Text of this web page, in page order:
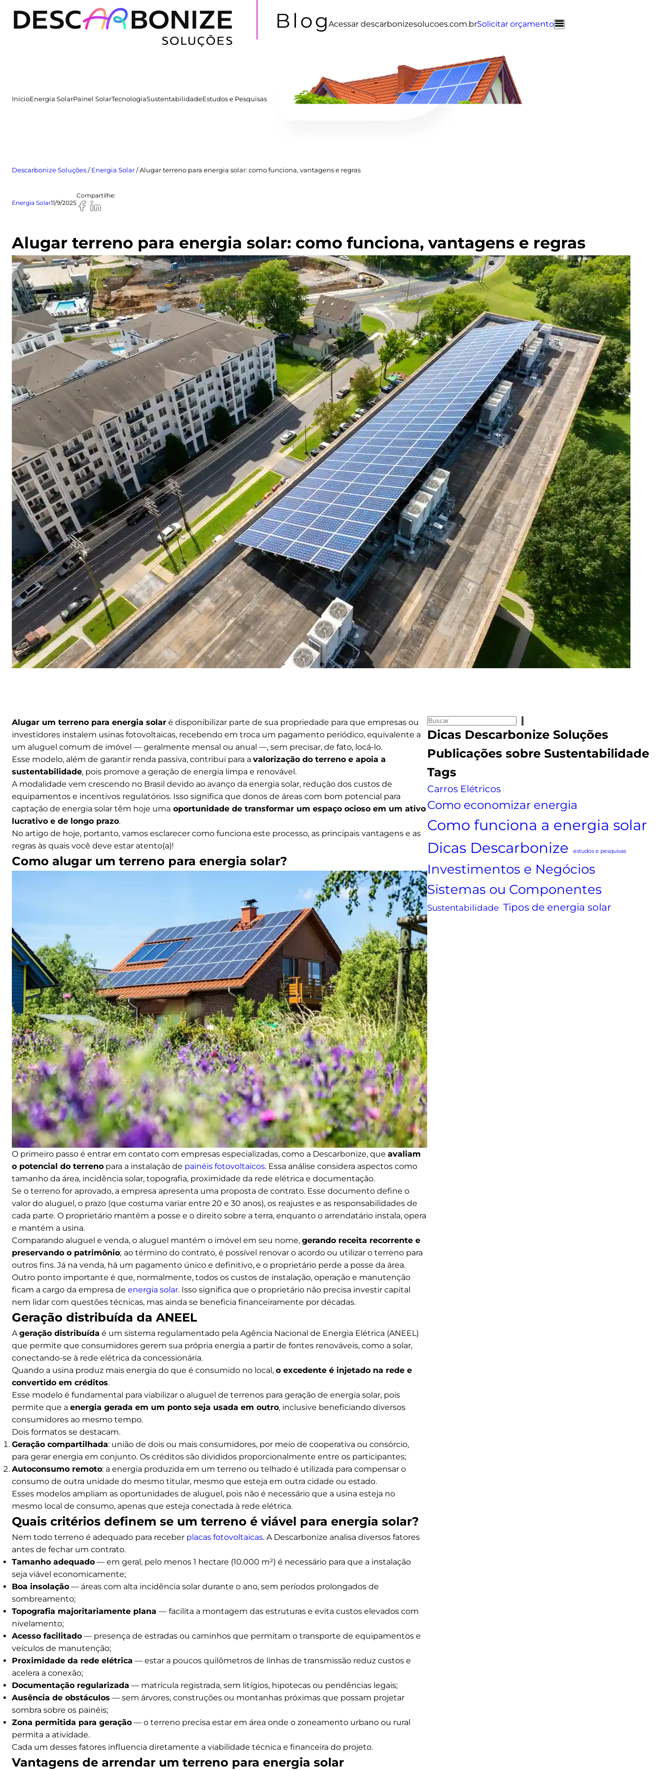
Acessar descarbonizesolucoes.com.brSolicitar orçamento
InícioEnergia SolarPainel SolarTecnologiaSustentabilidadeEstudos e Pesquisas
Descarbonize Soluções/Energia Solar/Alugar terreno para energia solar: como funciona, vantagens e regras
Energia Solar11/9/2025
Compartilhe:
Alugar terreno para energia solar: como funciona, vantagens e regras
Alugar um terreno para energia solar é disponibilizar parte de sua propriedade para que empresas ou
investidores instalem usinas fotovoltaicas, recebendo em troca um pagamento periódico, equivalente a
um aluguel comum de imóvel — geralmente mensal ou anual —, sem precisar, de fato, locá-lo.
Esse modelo, além de garantir renda passiva, contribui para a valorização do terreno e apoia a
sustentabilidade, pois promove a geração de energia limpa e renovável.
A modalidade vem crescendo no Brasil devido ao avanço da energia solar, redução dos custos de
equipamentos e incentivos regulatórios. Isso significa que donos de áreas com bom potencial para
captação de energia solar têm hoje uma oportunidade de transformar um espaço ocioso em um ativo
lucrativo e de longo prazo.
No artigo de hoje, portanto, vamos esclarecer como funciona este processo, as principais vantagens e as
regras às quais você deve estar atento(a)!
Como alugar um terreno para energia solar?
O primeiro passo é entrar em contato com empresas especializadas, como a Descarbonize, que avaliam
o potencial do terreno para a instalação de painéis fotovoltaicos. Essa análise considera aspectos como
tamanho da área, incidência solar, topografia, proximidade da rede elétrica e documentação.
Se o terreno for aprovado, a empresa apresenta uma proposta de contrato. Esse documento define o
valor do aluguel, o prazo (que costuma variar entre 20 e 30 anos), os reajustes e as responsabilidades de
cada parte. O proprietário mantém a posse e o direito sobre a terra, enquanto o arrendatário instala, opera
e mantém a usina.
Comparando aluguel e venda, o aluguel mantém o imóvel em seu nome, gerando receita recorrente e
preservando o patrimônio; ao término do contrato, é possível renovar o acordo ou utilizar o terreno para
outros fins. Já na venda, há um pagamento único e definitivo, e o proprietário perde a posse da área.
Outro ponto importante é que, normalmente, todos os custos de instalação, operação e manutenção
ficam a cargo da empresa de energia solar. Isso significa que o proprietário não precisa investir capital
nem lidar com questões técnicas, mas ainda se beneficia financeiramente por décadas.
Geração distribuída da ANEEL
Ageração distribuída é um sistema regulamentado pela Agência Nacional de Energia Elétrica (ANEEL)
que permite que consumidores gerem sua própria energia a partir de fontes renováveis, como a solar,
conectando-se à rede elétrica da concessionária.
Quando a usina produz mais energia do que é consumido no local, o excedente é injetado na rede e
convertido em créditos.
Esse modelo é fundamental para viabilizar o aluguel de terrenos para geração de energia solar, pois
permite que a energia gerada em um ponto seja usada em outro, inclusive beneficiando diversos
consumidores ao mesmo tempo.
Dois formatos se destacam.
Geração compartilhada: união de dois ou mais consumidores, por meio de cooperativa ou consórcio,
para gerar energia em conjunto. Os créditos são divididos proporcionalmente entre os participantes;
Autoconsumo remoto: a energia produzida em um terreno ou telhado é utilizada para compensar o
consumo de outra unidade do mesmo titular, mesmo que esteja em outra cidade ou estado.
Esses modelos ampliam as oportunidades de aluguel, pois não é necessário que a usina esteja no
mesmo local de consumo, apenas que esteja conectada à rede elétrica.
Quais critérios definem se um terreno é viável para energia solar?
Nem todo terreno é adequado para receber placas fotovoltaicas. A Descarbonize analisa diversos fatores
antes de fechar um contrato.
Tamanho adequado — em geral, pelo menos 1 hectare (10.000 m²) é necessário para que a instalação
seja viável economicamente;
Boa insolação — áreas com alta incidência solar durante o ano, sem períodos prolongados de
sombreamento;
Topografia majoritariamente plana — facilita a montagem das estruturas e evita custos elevados com
nivelamento;
Acesso facilitado — presença de estradas ou caminhos que permitam o transporte de equipamentos e
veículos de manutenção;
Proximidade da rede elétrica — estar a poucos quilômetros de linhas de transmissão reduz custos e
acelera a conexão;
Documentação regularizada — matrícula registrada, sem litígios, hipotecas ou pendências legais;
Ausência de obstáculos — sem árvores, construções ou montanhas próximas que possam projetar
sombra sobre os painéis;
Zona permitida para geração — o terreno precisa estar em área onde o zoneamento urbano ou rural
permita a atividade.
Cada um desses fatores influencia diretamente a viabilidade técnica e financeira do projeto.
Vantagens de arrendar um terreno para energia solar
P
e
q
u
a
Dicas Descarbonize Soluções
Publicações sobreSustentabilidade
Tags
Carros Elétricos
Como economizar energia
Como funciona a energia solar
Dicas Descarbonize
estudos e pesquisas
Investimentos e Negócios
Sistemas ou Componentes
Sustentabilidade Tipos de energia solar